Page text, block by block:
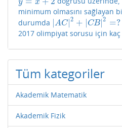
y x
minimum olmasını sağlayan
durumda
AC| 2 + CB |2 =?
|AC| 2 +|C B|2= ?
2017 olimpiyat sorusu için
Tüm kategoriler
Akademik Matematik
Akademik Fizik